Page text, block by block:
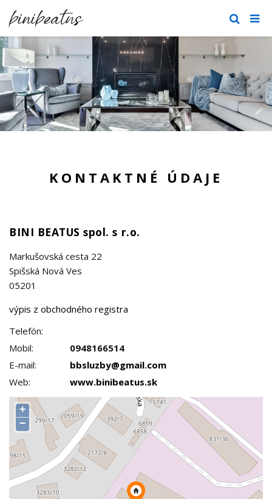
KONTAKTNÉ ÚDAJE
BINI BEATUS spol. s r.o.
Markušovská cesta 22
Spišská Nová Ves
05201
výpis z obchodného registra
Telefón:
Mobil:
0948166514
E-mail:
bbsluzby@gmail.com
Web:
www.binibeatus.sk
+
−